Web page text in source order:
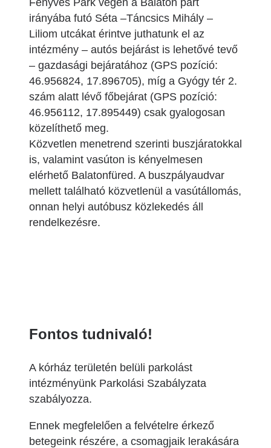
Fenyves Park végén a Balaton part
irányába futó Séta –Táncsics Mihály –
Liliom utcákat érintve juthatunk el az
intézmény – autós bejárást is lehetővé tevő
– gazdasági bejáratához (GPS pozíció:
46.956824, 17.896705), míg a Gyógy tér 2.
szám alatt lévő főbejárat (GPS pozíció:
46.956112, 17.895449) csak gyalogosan
közelíthető meg.
Közvetlen menetrend szerinti buszjáratokkal
is, valamint vasúton is kényelmesen
elérhető Balatonfüred. A buszpályaudvar
mellett található közvetlenül a vasútállomás,
onnan helyi autóbusz közlekedés áll
rendelkezésre.
Fontos tudnivaló!
A kórház területén belüli parkolást
intézményünk Parkolási Szabályzata
szabályozza.
Ennek megfelelően a felvételre érkező
betegeink részére, a csomagjaik lerakására